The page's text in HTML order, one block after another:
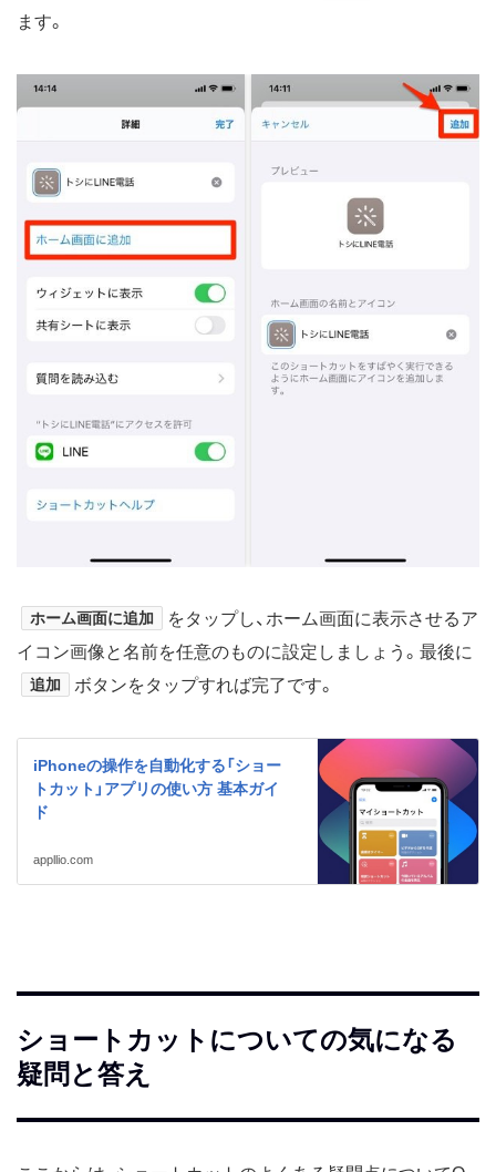
ます。
ホーム画面に追加
をタップし、ホーム画面に表示させるア
イコン画像と名前を任意のものに設定しましょう。最後に
追加 ボタンをタップすれば完了です。
iPhoneの操作を自動化する「ショー
トカット」アプリの使い方 基本ガイ
ド
appllio.com
ショートカットについての気になる
疑問と答え